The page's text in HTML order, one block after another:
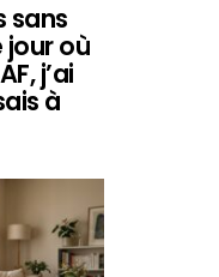
sans
jour où
j’ai
à